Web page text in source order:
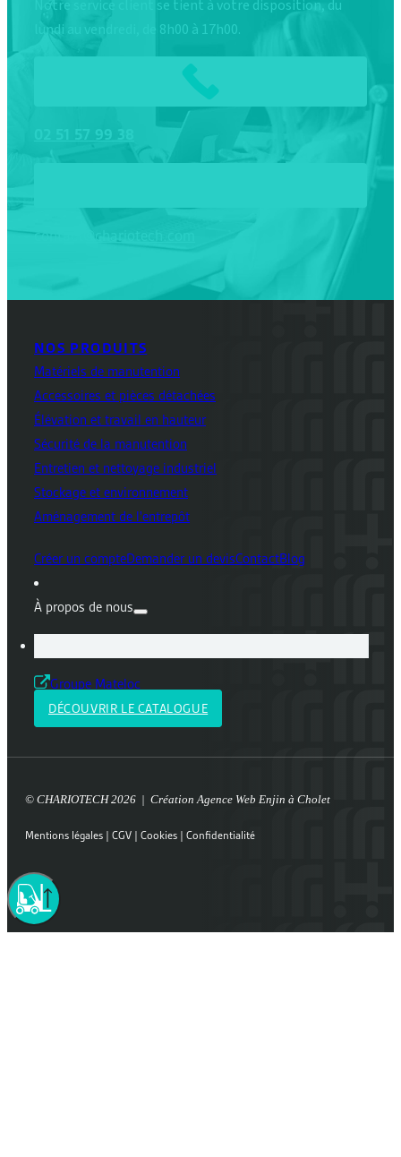
NOS PRODUITS
Matériels de manutention
Accessoires et pièces détachées
Élévation et travail en hauteur
Sécurité de la manutention
Entretien et nettoyage industriel
Stockage et environnement
Aménagement de l'entrepôt
Créer un compteDemander un devisContactBlog
À propos de nous
Groupe Mateloc
DÉCOUVRIR LE CATALOGUE
Notre service client se tient à votre disposition, du
lundi au vendredi, de 8h00 à 17h00.
99 38
contact@chariotech.com
© CHARIOTECH 2026 | Création Agence Web Enjin à Cholet
Mentions légales | CGV | Cookies | Confidentialité